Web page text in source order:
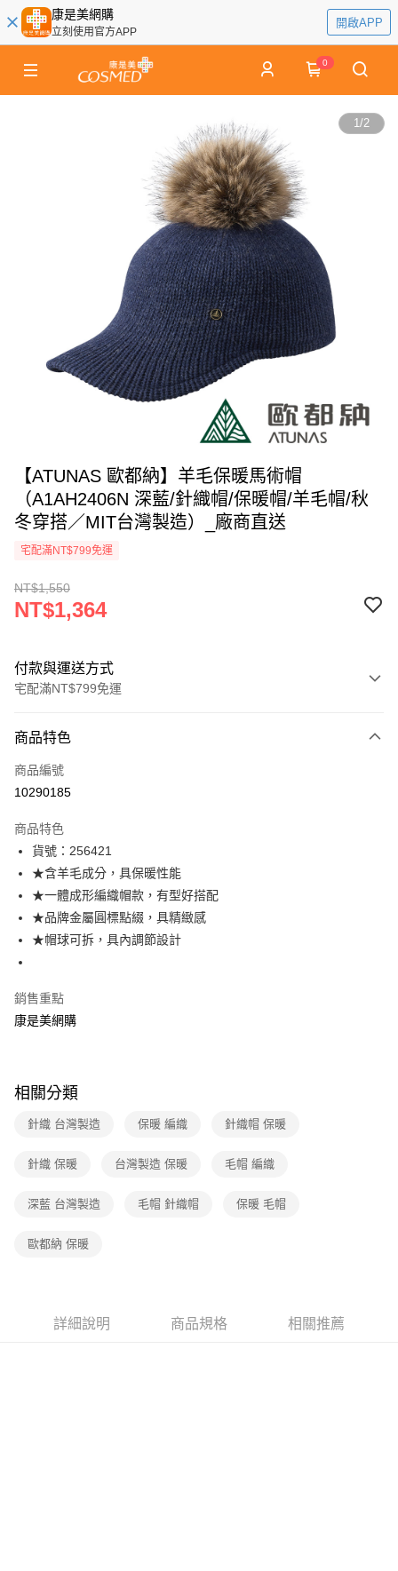
康是美網購
立刻使用官方APP
開啟APP
0
1/2
【ATUNAS 歐都納】羊毛保暖馬術帽
（A1AH2406N 深藍/針織帽/保暖帽/羊毛帽/秋
冬穿搭／MIT台灣製造）_廠商直送
宅配滿NT$799免運
NT$1,550
NT$1,364
付款與運送方式
宅配滿NT$799免運
icash Pay
信用卡一次付款
LINE Pay
Apple Pay
街口支付
悠遊付
運送方式
商品特色
商品編號
10290185
商品特色
貨號：256421
★含羊毛成分，具保暖性能
★一體成形編織帽款，有型好搭配
★品牌金屬圓標點綴，具精緻感
★帽球可拆，具內調節設計
銷售重點
康是美網購
相關分類
針織 台灣製造 保暖 編織 針織帽 保暖
針織 保暖 台灣製造 保暖 毛帽 編織
深藍 台灣製造 毛帽 針織帽 保暖 毛帽
歐都納 保暖
詳細說明 商品規格 相關推薦